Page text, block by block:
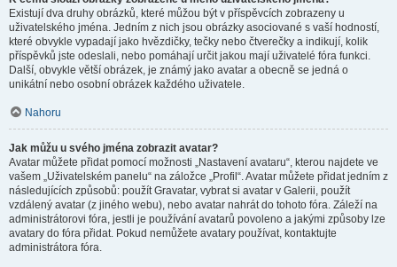
Existují dva druhy obrázků, které můžou být v příspěvcích zobrazeny u
uživatelského jména. Jedním z nich jsou obrázky asociované s vaší hodností,
které obvykle vypadají jako hvězdičky, tečky nebo čtverečky a indikují, kolik
příspěvků jste odeslali, nebo pomáhají určit jakou mají uživatelé fóra funkci.
Další, obvykle větší obrázek, je známý jako avatar a obecně se jedná o
unikátní nebo osobní obrázek každého uživatele.
Nahoru
Jak můžu u svého jména zobrazit avatar?
Avatar můžete přidat pomocí možnosti „Nastavení avataru“, kterou najdete ve
vašem „Uživatelském panelu“ na záložce „Profil“. Avatar můžete přidat jedním z
následujících způsobů: použít Gravatar, vybrat si avatar v Galerii, použít
vzdálený avatar (z jiného webu), nebo avatar nahrát do tohoto fóra. Záleží na
administrátorovi fóra, jestli je používání avatarů povoleno a jakými způsoby lze
avatary do fóra přidat. Pokud nemůžete avatary používat, kontaktujte
administrátora fóra.